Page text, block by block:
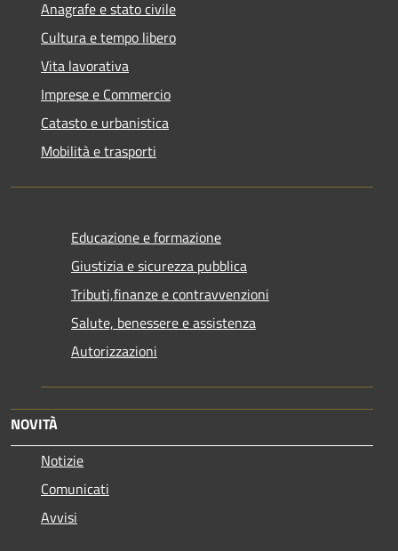
Anagrafe e stato civile
Cultura e tempo libero
Vita lavorativa
Imprese e Commercio
Catasto e urbanistica
Mobilità e trasporti
Educazione e formazione
Giustizia e sicurezza pubblica
Tributi,finanze e contravvenzioni
Salute, benessere e assistenza
Autorizzazioni
NOVITÀ
Notizie
Comunicati
Avvisi